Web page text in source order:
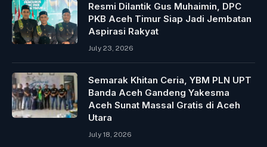
Resmi Dilantik Gus Muhaimin, DPC
PKB Aceh Timur Siap Jadi Jembatan
Aspirasi Rakyat
July 23, 2026
Semarak Khitan Ceria, YBM PLN UPT
Banda Aceh Gandeng Yakesma
Aceh Sunat Massal Gratis di Aceh
Utara
July 18, 2026